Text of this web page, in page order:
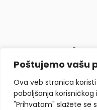
Poštujemo vašu
Ova veb stranica
poboljšanja korisničkog
"Prihvatam" slažete se
O nama
Politika